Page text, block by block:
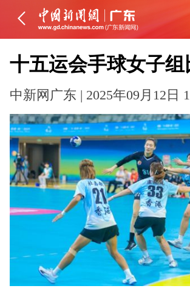
十五运会手球女子
中新网广东 | 2025年09月12日